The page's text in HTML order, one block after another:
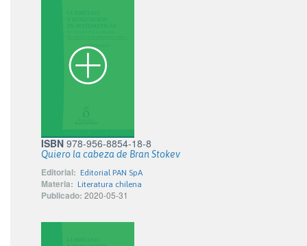
ISBN 978-956-8854-18-8
Quiero la cabeza de Bran Stokev
Editorial: Editorial PAN SpA
Materia: Literatura chilena
Publicado: 2020-05-31